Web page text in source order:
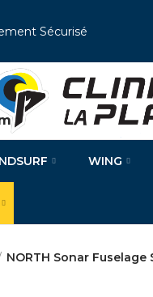
Sécurisé
WING
NORTH Sonar Fuselage